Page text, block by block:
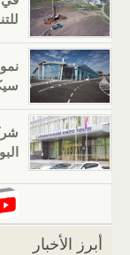
أبرز الأخبار